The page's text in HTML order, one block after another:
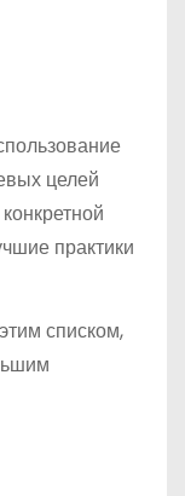
целей
практики
списком,